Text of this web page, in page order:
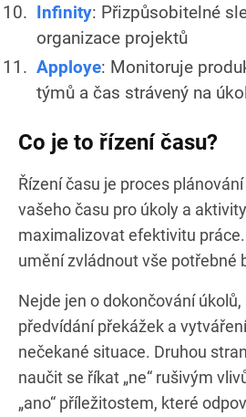
Infinity: Přizpůsobitelné
organizace projektů
Apploye: Monitoruje
týmů a čas strávený na
Co je to řízení času?
Řízení času je proces
vašeho času pro úkoly a
maximalizovat efektivitu
umění zvládnout vše potřebné
Nejde jen o dokončování
předvídání překážek a
nečekané situace. Druhou
naučit se říkat „ne“ rušivým
„ano“ příležitostem, které